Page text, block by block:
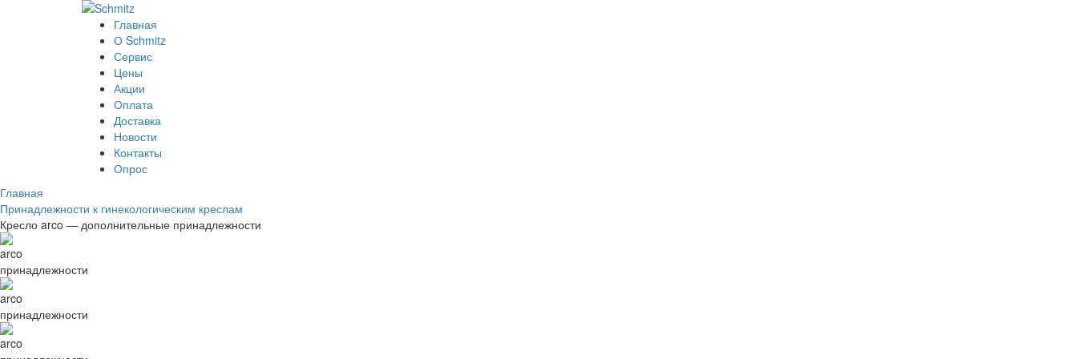
Главная
О Schmitz
Сервис
Цены
Акции
Оплата
Доставка
Новости
Контакты
Опрос
Главная
Принадлежности к гинекологическим креслам
Кресло arco — дополнительные принадлежности
arco
принадлежности
arco
принадлежности
arco